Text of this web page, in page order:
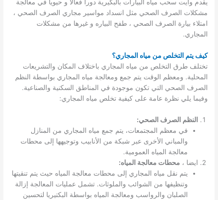
يقدم وايت سحب مياه البيارات بالبكيرية دورا فعالا و حيويا في معالجة
مشكلات الصرف الصحي مثل انسداد مواسير مجاري الصرف الصحي ،
امتلاء بيارة الصرف الصحي ، طفح البياره و غيرها من مشكلات
المجاري.
كيف يتم التخلص من مياه المجاري؟
تختلف طرق التخلص من مياه المجاري باختلاف المكان والتشريعات
المحلية. ومعظم الوقت يتم جمع ومعالجة مياه المجاري بواسطة النظم
الصرف الصحي التي تكون موجودة في المناطق السكنية والصناعية.
وفيما يلي نظرة عامة على كيفية تخلص مياه المجاري:
النظم الصرف الصحي:
في معظم المجتمعات، يتم جمع مياه المجاري من المنازل
والمباني الأخرى عبر شبكة من الأنابيب وتوجيهها إلى محطات
معالجة المياه العمومية.
ايضا ، محطات معالجة المياه:
يتم نقل مياه المجاري إلى محطات معالجة المياه حيث يتم تنقيتها
وتنظيفها من الشوائب والملوثات. تشمل عمليات المعالجة إزالة
الصلبان والرواسب ومعالجة المياه بواسطة البكتيريا لتحسين